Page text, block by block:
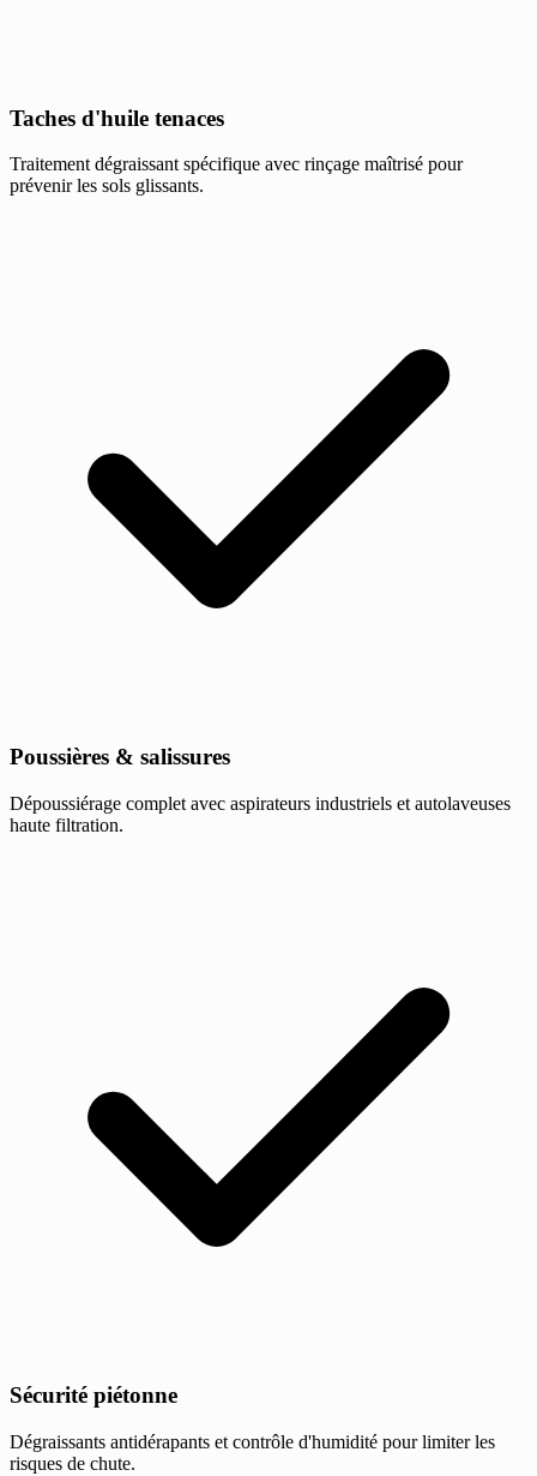
Taches d'huile tenaces
Traitement dégraissant spécifique avec rinçage maîtrisé pour
prévenir les sols glissants.
Poussières & salissures
Dépoussiérage complet avec aspirateurs industriels et autolaveuses
haute filtration.
Sécurité piétonne
Dégraissants antidérapants et contrôle d'humidité pour limiter les
risques de chute.